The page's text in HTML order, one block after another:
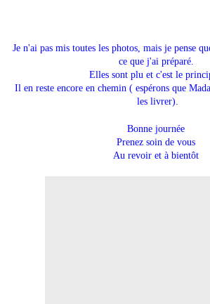
Je n'ai pas mis toutes les photos, mais je pense
ce que j'ai préparé.
Elles sont plu et c'est le
Il en reste encore en chemin ( espérons que
les livrer).
Bonne journée
Prenez soin de vous
Au revoir et à bientôt